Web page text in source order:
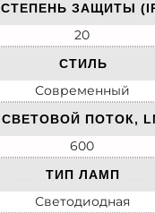
СТЕПЕНЬ ЗАЩИТЫ
20
СТИЛЬ
Современный
СВЕТОВОЙ ПОТОК,
600
ТИП ЛАМП
Светодиодная